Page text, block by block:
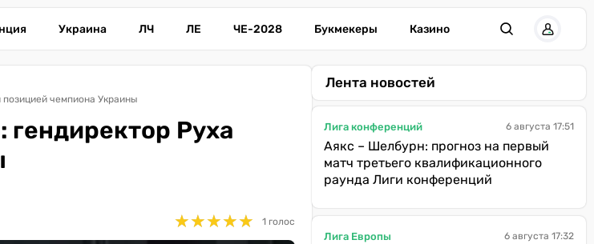
Украина ЛЧ ЛЕ ЧЕ-2028 Букмекеры Казино
чемпиона Украины
Руха
★★★★★
★★★★★ 1 голос
Лента новостей
Лига конференций 6 августа 17:51
Аякс – Шелбурн: прогноз на первый
матч третьего квалификационного
раунда Лиги конференций
Лига Европы 6 августа 17:32